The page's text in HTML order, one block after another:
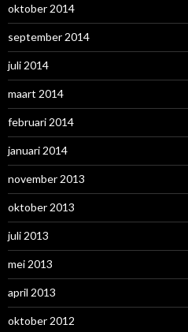
oktober 2014
september 2014
juli 2014
maart 2014
februari 2014
januari 2014
november 2013
oktober 2013
juli 2013
mei 2013
april 2013
oktober 2012